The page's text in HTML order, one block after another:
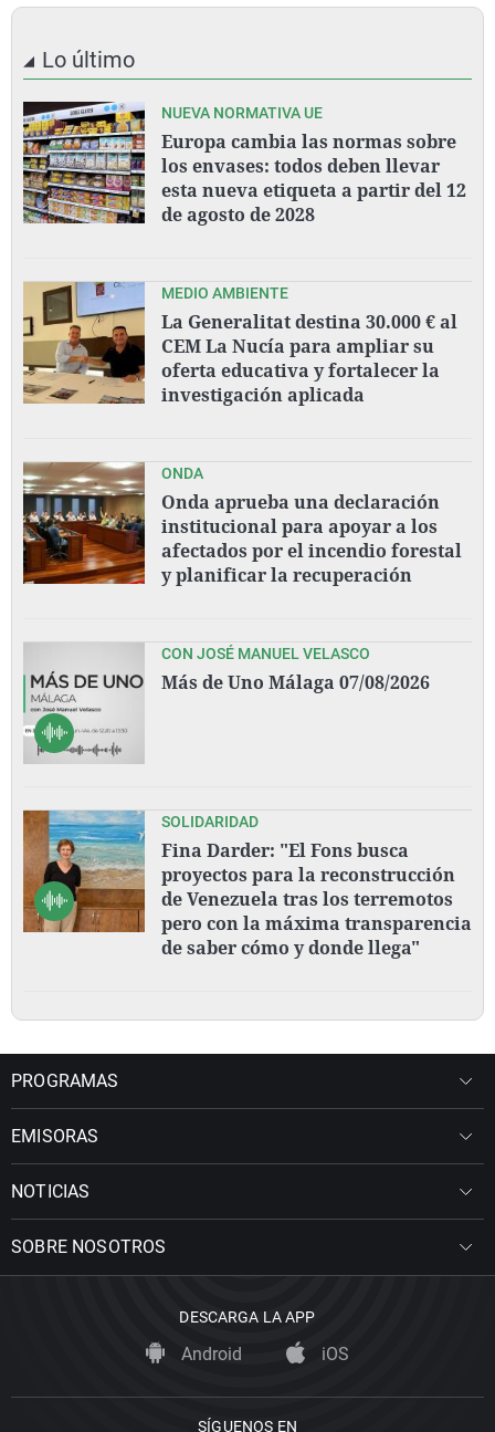
Lo último
NUEVA NORMATIVA UE
Europa cambia las normas sobre
los envases: todos deben llevar
esta nueva etiqueta a partir del 12
de agosto de 2028
MEDIO AMBIENTE
La Generalitat destina 30.000 € al
CEM La Nucía para ampliar su
oferta educativa y fortalecer la
investigación aplicada
ONDA
Onda aprueba una declaración
institucional para apoyar a los
afectados por el incendio forestal
y planificar la recuperación
CON JOSÉ MANUEL VELASCO
Más de Uno Málaga 07/08/2026
SOLIDARIDAD
Fina Darder: "El Fons busca
proyectos para la reconstrucción
de Venezuela tras los terremotos
pero con la máxima transparencia
de saber cómo y donde llega"
PROGRAMAS
EMISORAS
NOTICIAS
SOBRE NOSOTROS
DESCARGA LA APP
Android iOS
SÍGUENOS EN